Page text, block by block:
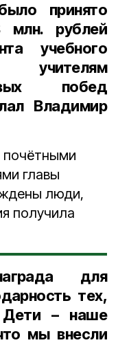
принято
млн. рублей
учебного
учителям
побед
Владимир
почётными
главы
люди,
получила
для
тех,
– наше
мы внесли